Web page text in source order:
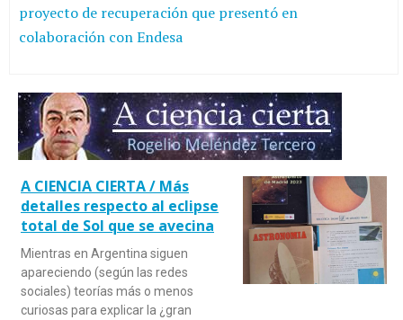
proyecto de recuperación que presentó en
colaboración con Endesa
A CIENCIA CIERTA / Más
detalles respecto al eclipse
total de Sol que se avecina
Mientras en Argentina siguen
apareciendo (según las redes
sociales) teorías más o menos
curiosas para explicar la ¿gran